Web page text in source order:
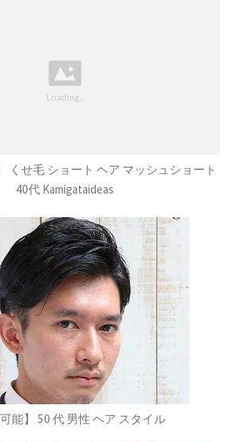
くせ毛 ショート ヘア マッシュショート
40代 Kamigataideas
可能】 50 代 男性 ヘア スタイル